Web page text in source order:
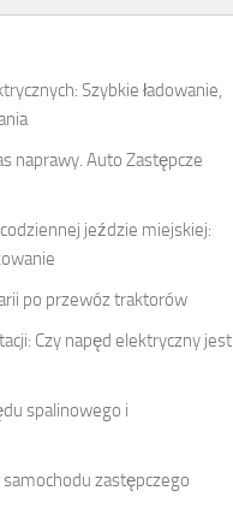
Szybkie ładowanie,
naprawy. Auto Zastępcze
jeździe miejskiej:
po przewóz traktorów
Czy napęd elektryczny jest
spalinowego i
zastępczego